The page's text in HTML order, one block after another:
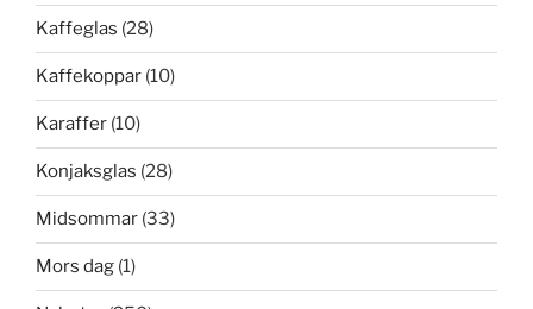
Kaffeglas (28)
Kaffekoppar (10)
Karaffer (10)
Konjaksglas (28)
Midsommar (33)
Mors dag (1)